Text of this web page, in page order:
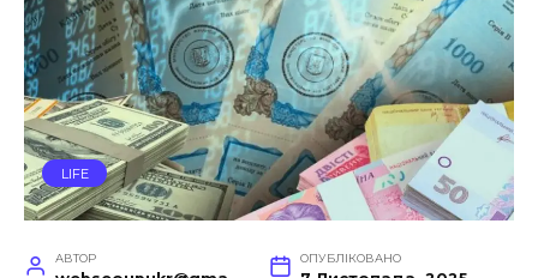
LIFE
АВТОР ОПУБЛІКОВАНО